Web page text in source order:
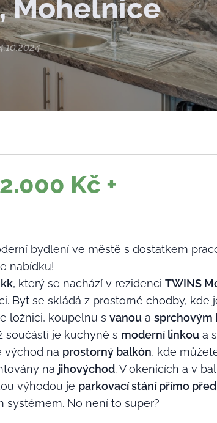
Mohelnice
Kč +
bydlení ve městě s dostatkem
nabídku!
, který se nachází v rezidenci TWINS
Byt se skládá z prostorné chodby, kde
ložnici, koupelnu s vanou a sprchovým
součástí je kuchyně s moderní linkou a s
východ na prostorný balkón, kde
na jihovýchod. V okenicích a v
výhodou je parkovací stání přímo
systémem. No není to super?